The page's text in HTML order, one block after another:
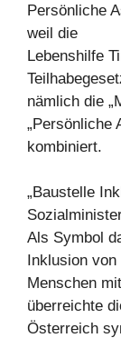
Persönliche
weil die
Lebenshilfe
nämlich die
„Persönliche
kombiniert.
„Baustelle
Als Symbol
Inklusion von
Menschen
überreichte
Österreich